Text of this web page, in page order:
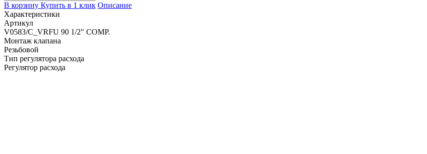
В корзину Купить в 1 клик Описание
Характеристики
Артикул
V0583/C_VRFU 90 1/2" COMP.
Монтаж клапана
Резьбовой
Тип регулятора расхода
Регулятор расхода